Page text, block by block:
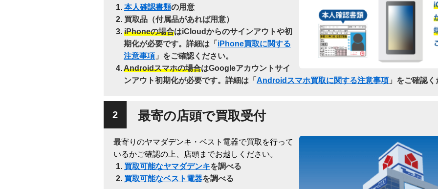
本人確認書類の用意
買取品（付属品があれば用意）
iPhoneの場合はiCloudからのサインアウトや初
期化が必要です。詳細は「 iPhone買取に関する
注意事項 」をご確認ください。
Androidスマホの場合はGoogleアカウントサイ
ンアウト初期化が必要です。詳細は「 Androidスマホ買取に関する注意事項 」をご確認
最寄の店頭で買取受付
最寄りのヤマダデンキ・ベスト電器で買取を行って
いるかご確認の上、店頭までお越しください。
買取可能なヤマダデンキを調べる
買取可能なベスト電器を調べる